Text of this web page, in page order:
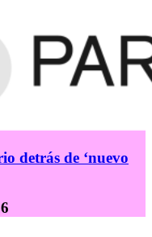
detrás de ‘nuevo